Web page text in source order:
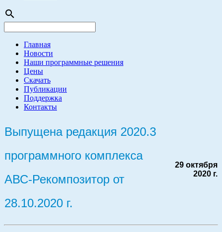
search
Главная
Новости
Наши программные решения
Цены
Скачать
Публикации
Поддержка
Контакты
Выпущена редакция 2020.3
программного комплекса
АВС-Рекомпозитор от
28.10.2020 г.
29 октября
2020 г.